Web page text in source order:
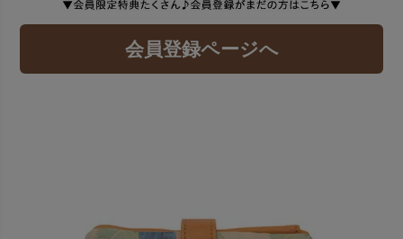
会員登録ページへ